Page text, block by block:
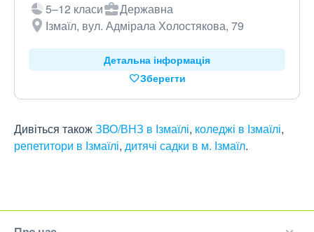
5–12 класи
Державна
Ізмаїл, вул. Адмірала Холостякова, 79
Детальна інформація
Зберегти
Дивіться такожЗВО/ВНЗ в Ізмаїлі, коледжі в Ізмаїлі,
репетитори в Ізмаїлі, дитячі садки в м. Ізмаїл.